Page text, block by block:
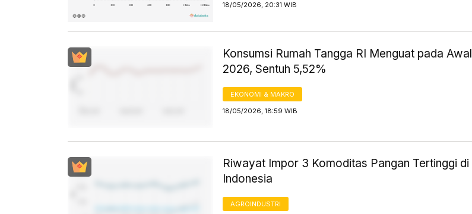
18/05/2026, 20:31 WIB
Konsumsi Rumah Tangga RI Menguat pada Awal
2026, Sentuh 5,52%
EKONOMI & MAKRO
18/05/2026, 18:59 WIB
Riwayat Impor 3 Komoditas Pangan Tertinggi di
Indonesia
AGROINDUSTRI